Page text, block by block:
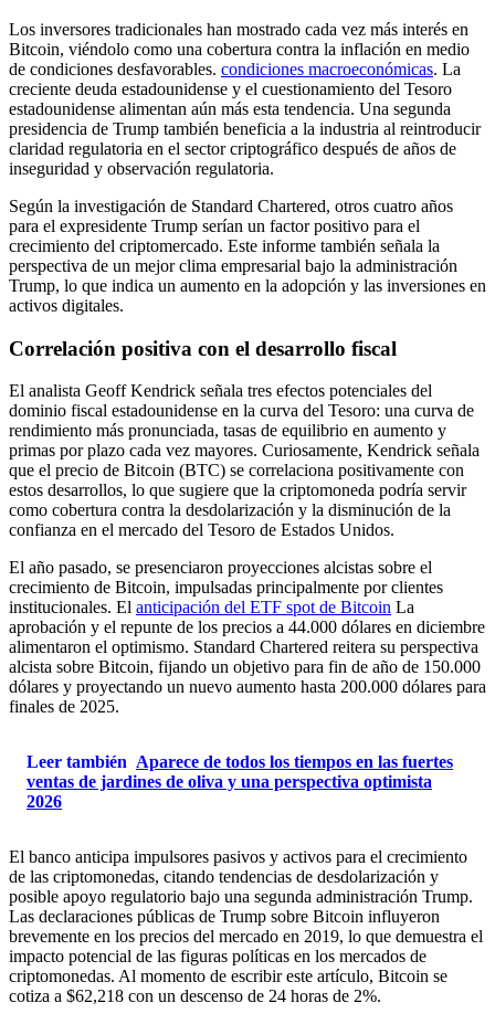
Los inversores tradicionales han mostrado cada vez más interés en
Bitcoin, viéndolo como una cobertura contra la inflación en medio
de condiciones desfavorables. condiciones macroeconómicas. La
creciente deuda estadounidense y el cuestionamiento del Tesoro
estadounidense alimentan aún más esta tendencia. Una segunda
presidencia de Trump también beneficia a la industria al reintroducir
claridad regulatoria en el sector criptográfico después de años de
inseguridad y observación regulatoria.
Según la investigación de Standard Chartered, otros cuatro años
para el expresidente Trump serían un factor positivo para el
crecimiento del criptomercado. Este informe también señala la
perspectiva de un mejor clima empresarial bajo la administración
Trump, lo que indica un aumento en la adopción y las inversiones en
activos digitales.
Correlación positiva con el desarrollo fiscal
El analista Geoff Kendrick señala tres efectos potenciales del
dominio fiscal estadounidense en la curva del Tesoro: una curva de
rendimiento más pronunciada, tasas de equilibrio en aumento y
primas por plazo cada vez mayores. Curiosamente, Kendrick señala
que el precio de Bitcoin (BTC) se correlaciona positivamente con
estos desarrollos, lo que sugiere que la criptomoneda podría servir
como cobertura contra la desdolarización y la disminución de la
confianza en el mercado del Tesoro de Estados Unidos.
El año pasado, se presenciaron proyecciones alcistas sobre el
crecimiento de Bitcoin, impulsadas principalmente por clientes
institucionales. El anticipación del ETF spot de Bitcoin La
aprobación y el repunte de los precios a 44.000 dólares en diciembre
alimentaron el optimismo. Standard Chartered reitera su perspectiva
alcista sobre Bitcoin, fijando un objetivo para fin de año de 150.000
dólares y proyectando un nuevo aumento hasta 200.000 dólares para
finales de 2025.
Leer también Aparece de todos los tiempos en las fuertes
ventas de jardines de oliva y una perspectiva optimista
2026
El banco anticipa impulsores pasivos y activos para el crecimiento
de las criptomonedas, citando tendencias de desdolarización y
posible apoyo regulatorio bajo una segunda administración Trump.
Las declaraciones públicas de Trump sobre Bitcoin influyeron
brevemente en los precios del mercado en 2019, lo que demuestra el
impacto potencial de las figuras políticas en los mercados de
criptomonedas. Al momento de escribir este artículo, Bitcoin se
cotiza a $62,218 con un descenso de 24 horas de 2%.